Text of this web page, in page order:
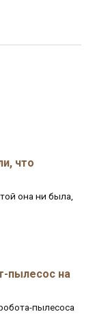
что
она ни была,
пылесос на
пылесоса